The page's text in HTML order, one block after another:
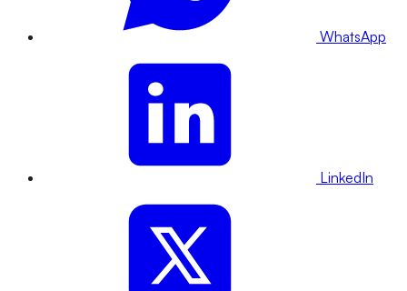
WhatsApp
LinkedIn